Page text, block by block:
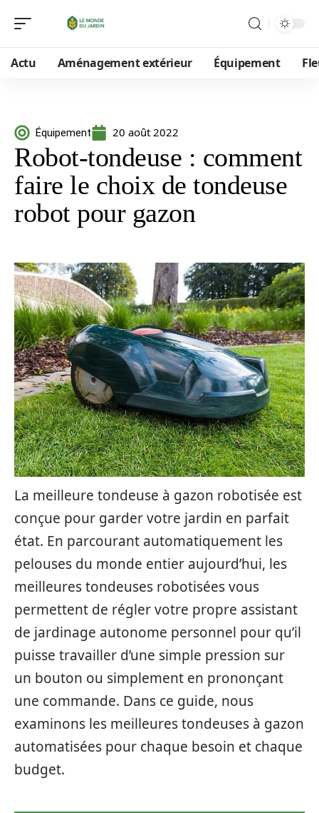
Actu Aménagement extérieur Équipement
Équipement 20 août 2022
Robot-tondeuse : comment
faire le choix de tondeuse
robot pour gazon
La meilleure tondeuse à gazon robotisée est
conçue pour garder votre jardin en parfait
état. En parcourant automatiquement les
pelouses du monde entier aujourd’hui, les
meilleures tondeuses robotisées vous
permettent de régler votre propre assistant
de jardinage autonome personnel pour qu’il
puisse travailler d’une simple pression sur
un bouton ou simplement en prononçant
une commande. Dans ce guide, nous
examinons les meilleures tondeuses à gazon
automatisées pour chaque besoin et chaque
budget.